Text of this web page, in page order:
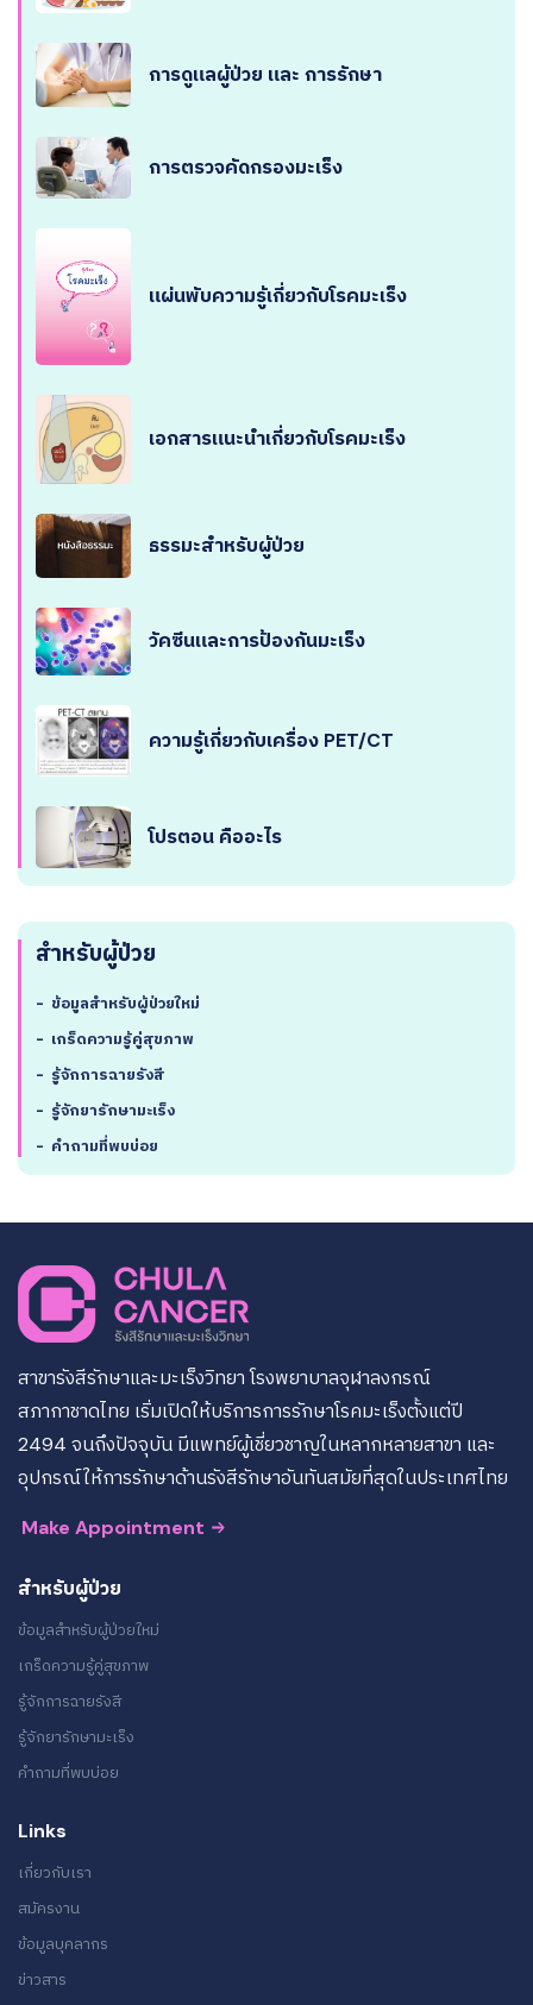
การดูแลผู้ป่วย และ การรักษา
การตรวจคัดกรองมะเร็ง
แผ่นพับความรู้เกี่ยวกับโรคมะเร็ง
เอกสารแนะนำเกี่ยวกับโรคมะเร็ง
ธรรมะสำหรับผู้ป่วย
วัคซีนและการป้องกันมะเร็ง
ความรู้เกี่ยวกับเครื่อง PET/CT
โปรตอน คืออะไร
สำหรับผู้ป่วย
- ข้อมูลสำหรับผู้ป่วยใหม่
- เกร็ดความรู้คู่สุขภาพ
- รู้จักการฉายรังสี
- รู้จักยารักษามะเร็ง
- คำถามที่พบบ่อย
สาขารังสีรักษาและมะเร็งวิทยา โรงพยาบาลจุฬาลงกรณ์
สภากาชาดไทย เริ่มเปิดให้บริการการรักษาโรคมะเร็งตั้งแต่ปี
2494 จนถึงปัจจุบัน มีแพทย์ผู้เชี่ยวชาญในหลากหลายสาขา และ
อุปกรณ์ให้การรักษาด้านรังสีรักษาอันทันสมัยที่สุดในประเทศไทย
Make Appointment
สำหรับผู้ป่วย
ข้อมูลสำหรับผู้ป่วยใหม่
เกร็ดความรู้คู่สุขภาพ
รู้จักการฉายรังสี
รู้จักยารักษามะเร็ง
คำถามที่พบบ่อย
Links
เกี่ยวกับเรา
สมัครงาน
ข้อมูลบุคลากร
ข่าวสาร